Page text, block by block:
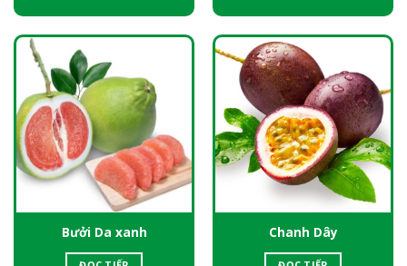
Bưởi Da xanh Chanh Dây